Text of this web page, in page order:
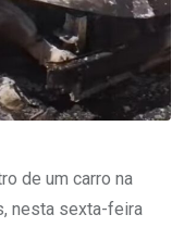
de um carro na
nesta sexta-feira